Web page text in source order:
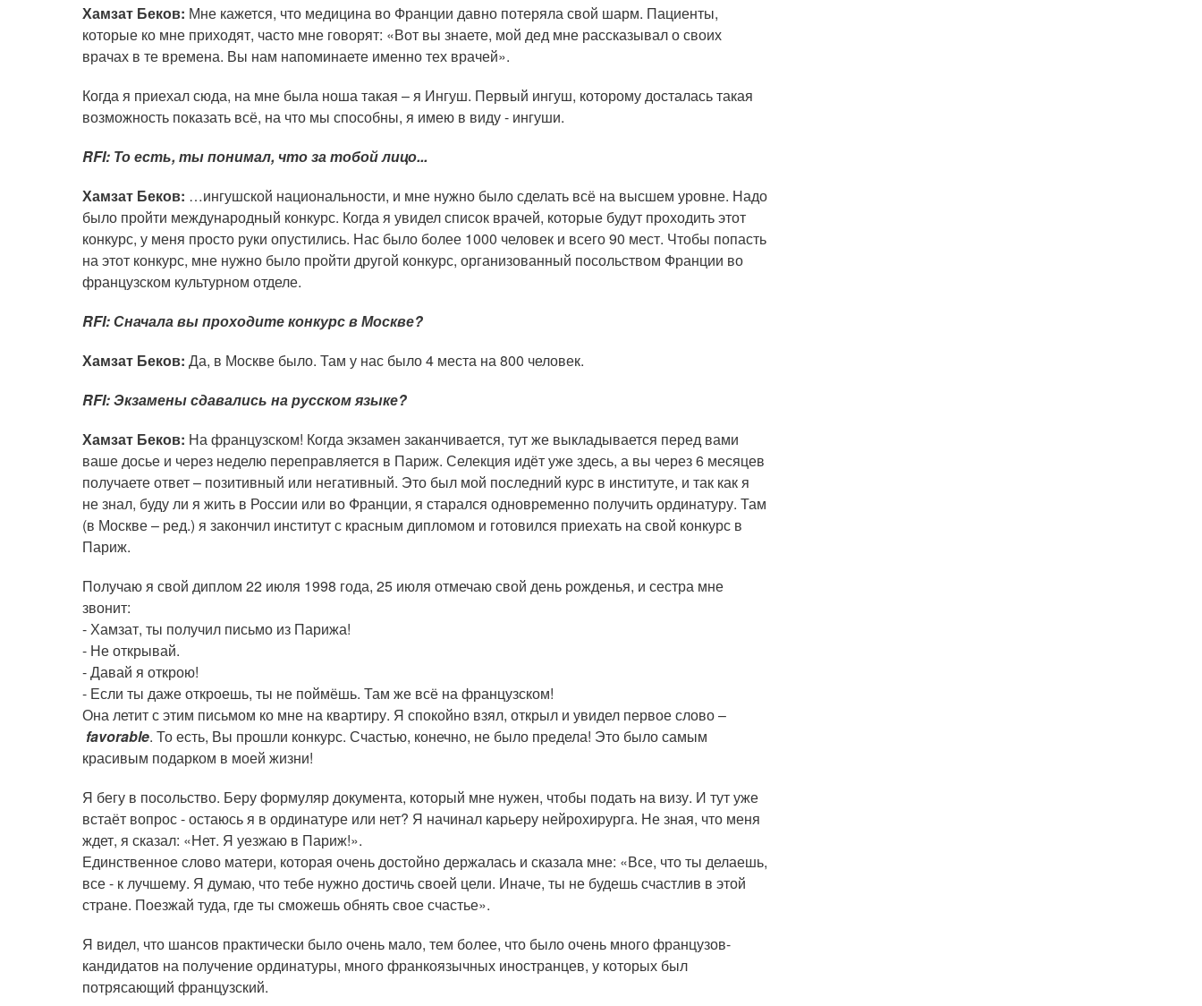
Хамзат Беков: Мне кажется, что медицина во Франции давно потеряла свой шарм. Пациенты,
которые ко мне приходят, часто мне говорят: «Вот вы знаете, мой дед мне рассказывал о своих
врачах в те времена. Вы нам напоминаете именно тех врачей».
Когда я приехал сюда, на мне была ноша такая – я Ингуш. Первый ингуш, которому досталась такая
возможность показать всё, на что мы способны, я имею в виду - ингуши.
RFI: То есть, ты понимал, что за тобой лицо...
Хамзат Беков: …ингушской национальности, и мне нужно было сделать всё на высшем уровне. Надо
было пройти международный конкурс. Когда я увидел список врачей, которые будут проходить этот
конкурс, у меня просто руки опустились. Нас было более 1000 человек и всего 90 мест. Чтобы попасть
на этот конкурс, мне нужно было пройти другой конкурс, организованный посольством Франции во
французском культурном отделе.
RFI: Сначала вы проходите конкурс в Москве?
Хамзат Беков: Да, в Москве было. Там у нас было 4 места на 800 человек.
RFI: Экзамены сдавались на русском языке?
Хамзат Беков: На французском! Когда экзамен заканчивается, тут же выкладывается перед вами
ваше досье и через неделю переправляется в Париж. Селекция идёт уже здесь, а вы через 6 месяцев
получаете ответ – позитивный или негативный. Это был мой последний курс в институте, и так как я
не знал, буду ли я жить в России или во Франции, я старался одновременно получить ординатуру. Там
(в Москве – ред.) я закончил институт с красным дипломом и готовился приехать на свой конкурс в
Париж.
Получаю я свой диплом 22 июля 1998 года, 25 июля отмечаю свой день рожденья, и сестра мне
звонит:
- Хамзат, ты получил письмо из Парижа!
- Не открывай.
- Давай я открою!
- Если ты даже откроешь, ты не поймёшь. Там же всё на французском!
Она летит с этим письмом ко мне на квартиру. Я спокойно взял, открыл и увидел первое слово –
favorable. То есть, Вы прошли конкурс. Счастью, конечно, не было предела! Это было самым
красивым подарком в моей жизни!
Я бегу в посольство. Беру формуляр документа, который мне нужен, чтобы подать на визу. И тут уже
встаёт вопрос - остаюсь я в ординатуре или нет? Я начинал карьеру нейрохирурга. Не зная, что меня
ждет, я сказал: «Нет. Я уезжаю в Париж!».
Единственное слово матери, которая очень достойно держалась и сказала мне: «Все, что ты делаешь,
все - к лучшему. Я думаю, что тебе нужно достичь своей цели. Иначе, ты не будешь счастлив в этой
стране. Поезжай туда, где ты сможешь обнять свое счастье».
Я видел, что шансов практически было очень мало, тем более, что было очень много французов-
кандидатов на получение ординатуры, много франкоязычных иностранцев, у которых был
потрясающий французский.